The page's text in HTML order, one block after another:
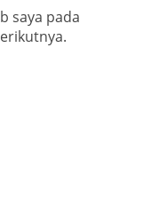
saya pada